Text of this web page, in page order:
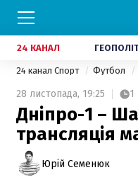
24 КАНАЛ
24 канал Спорт Футбол
28 листопада, 19:25 1
Дніпро-1 –
трансляція
Юрій Семенюк